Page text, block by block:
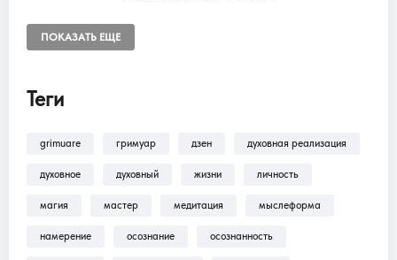
“SUBSCRIPTION ONLINE LIBRARY GRIMUARE”
В разделеПомощь >Как оформить
подписку?!— находится пошаговая инструкция
Трансляции, Аудиокниги .
ПОКАЗАТЬ ЕЩЕ
Теги
grimuare гримуар дзен духовная реализация
духовное духовный жизни личность
магия мастер медитация мыслеформа
намерение осознание осознанность